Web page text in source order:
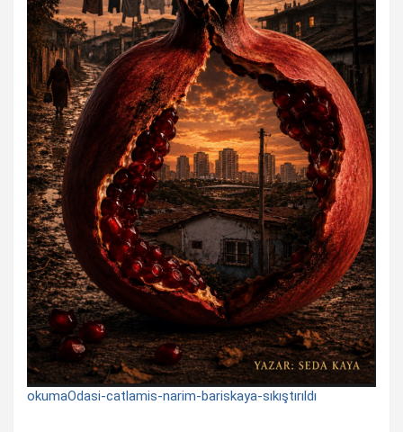
okumaOdasi-catlamis-narim-bariskaya-sıkıştırıldı